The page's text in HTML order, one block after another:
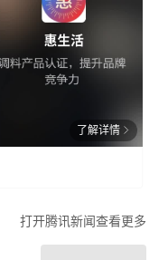
了解详情
打开腾讯新闻查看更多